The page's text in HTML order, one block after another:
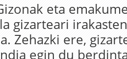
eta
gizarteari
Zehazki ere,
egin du